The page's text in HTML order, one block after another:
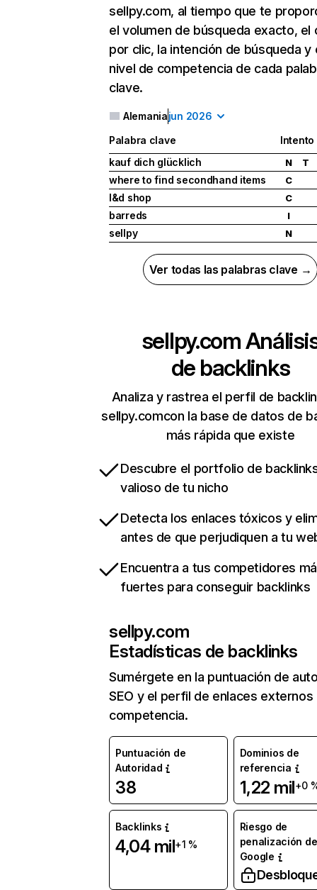
sellpy.com, al tiempo que te
el volumen de búsqueda exacto, el
por clic, la intención de búsqueda y
nivel de competencia de cada
clave.
Alemaniajun 2026
Palabra clave
Intento
kauf dich glücklich
N T
where to find secondhand items C
l&d shop C
barreds I
sellpy N
Ver todas las palabras clave →
sellpy.com
de backlinks
Analiza y rastrea el perfil de
sellpy.comcon la base de datos de
más rápida que existe
Descubre el portfolio de
valioso de tu nicho
Detecta los enlaces tóxicos y
antes de que perjudiquen a tu
Encuentra a tus competidores
fuertes para conseguir backlinks
sellpy.com
Estadísticas de backlinks
Sumérgete en la puntuación de
SEO y el perfil de enlaces externos
competencia.
Puntuación de
Autoridad
38
Dominios de
referencia
1,22 mil+0
Backlinks
4,04 mil+1 %
Riesgo de
penalización de
Google